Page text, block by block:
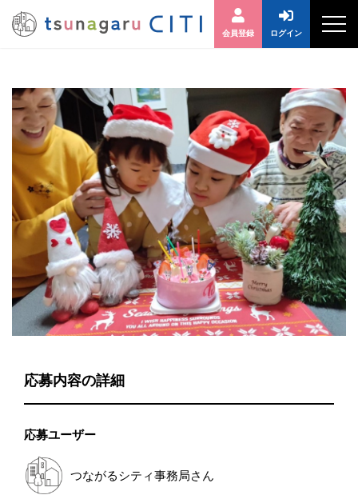
会員登録 ログイン
応募内容の詳細
応募ユーザー
つながるシティ事務局さん